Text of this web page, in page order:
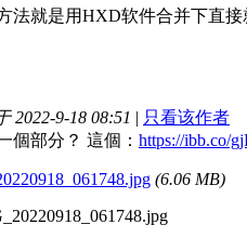
法就是用HXD软件合并下直接
2022-9-18 08:51 | 只看该作者
個部分？ 這個： https://ibb.co/
(6.06 MB)